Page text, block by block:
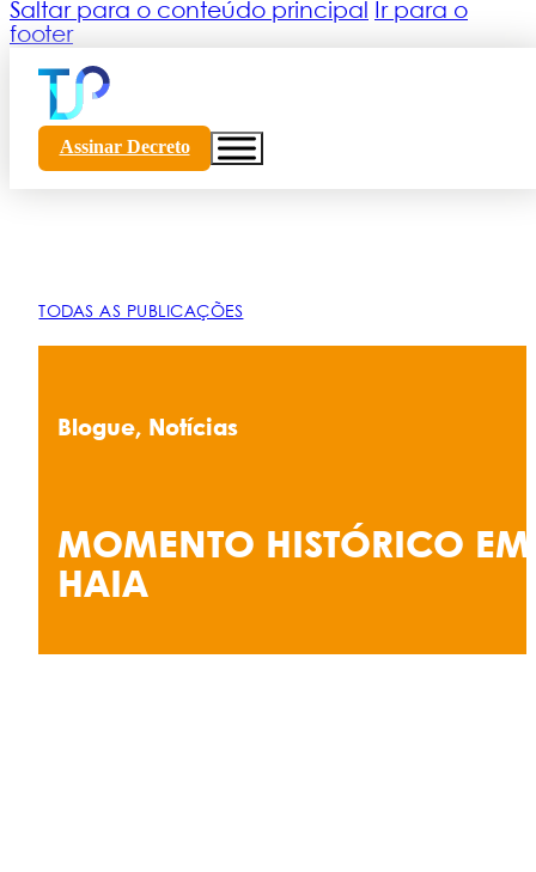
Saltar para o conteúdo principal
Ir para o
footer
Assinar Decreto
TODAS AS PUBLICAÇÕES
Blogue, Notícias
MOMENTO HISTÓRICO EM
HAIA